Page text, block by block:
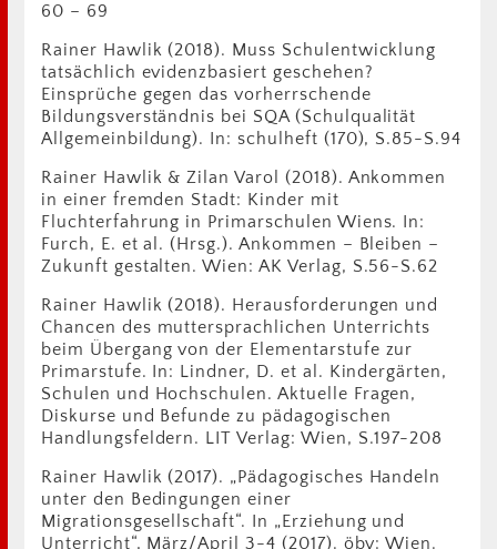
60 – 69
Rainer Hawlik (2018). Muss Schulentwicklung
tatsächlich evidenzbasiert geschehen?
Einsprüche gegen das vorherrschende
Bildungsverständnis bei SQA (Schulqualität
Allgemeinbildung). In: schulheft (170), S.85-S.94
Rainer Hawlik & Zilan Varol (2018). Ankommen
in einer fremden Stadt: Kinder mit
Fluchterfahrung in Primarschulen Wiens. In:
Furch, E. et al. (Hrsg.). Ankommen – Bleiben –
Zukunft gestalten. Wien: AK Verlag, S.56-S.62
Rainer Hawlik (2018). Herausforderungen und
Chancen des muttersprachlichen Unterrichts
beim Übergang von der Elementarstufe zur
Primarstufe. In: Lindner, D. et al. Kindergärten,
Schulen und Hochschulen. Aktuelle Fragen,
Diskurse und Befunde zu pädagogischen
Handlungsfeldern. LIT Verlag: Wien, S.197-208
Rainer Hawlik (2017). „Pädagogisches Handeln
unter den Bedingungen einer
Migrationsgesellschaft“. In „Erziehung und
Unterricht“, März/April 3-4 (2017). öbv: Wien.